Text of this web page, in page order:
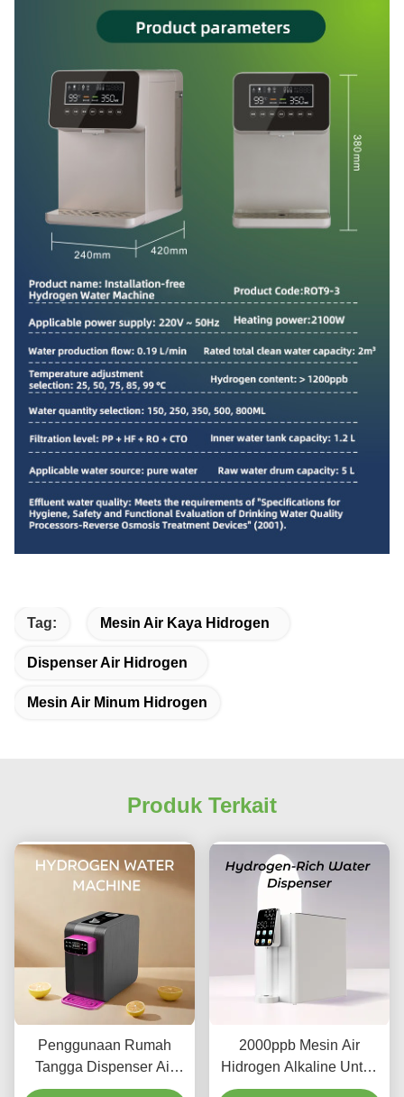
Tag: Mesin Air Kaya Hidrogen
Dispenser Air Hidrogen
Mesin Air Minum Hidrogen
Produk Terkait
Penggunaan Rumah
Tangga Dispenser Air
Hidrogen 4000ppb
2000ppb Mesin Air
Hidrogen Alkaline Untuk
Rumah Multifungsi